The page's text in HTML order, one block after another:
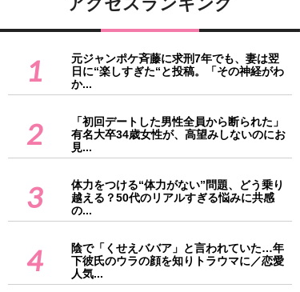
1
元ジャンポケ斉藤に求刑7年でも、妻は翌
日に“楽しすぎた“と投稿。「その神経がわ
か...
2
「初回デートした男性全員から断られた」
有名大卒34歳女性が、高望みしないのにお
見...
3
体力をつける“体力がない”問題、どう乗り
越える？50代のリアルすぎる悩みに共感
の...
4
陰で「くせえババア」と言われていた…年
下彼氏のウラの顔を知りトラウマに／恋愛
人気...